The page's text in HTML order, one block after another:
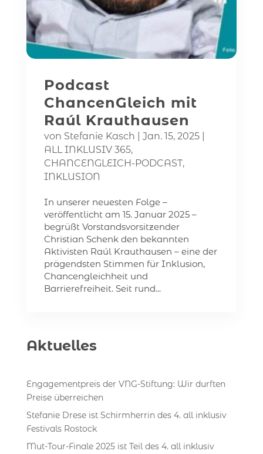
Podcast
ChancenGleich mit
Raúl Krauthausen
von Stefanie Kasch Jan. 15, 2025|
ALL INKLUSIV 365,
CHANCENGLEICH-PODCAST,
INKLUSION
In unserer neuesten Folge –
veröffentlicht am 15. Januar 2025 –
begrüßt Vorstandsvorsitzender
Christian Schenk den bekannten
Aktivisten Raúl Krauthausen – eine der
prägendsten Stimmen für Inklusion,
Chancengleichheit und
Barrierefreiheit. Seit rund...
Aktuelles
Engagementpreis der VNG-Stiftung: Wir durften
Preise überreichen
Stefanie Drese ist Schirmherrin des 4. all inklusiv
Festivals Rostock
Mut-Tour-Finale 2025 ist Teil des 4. all inklusiv